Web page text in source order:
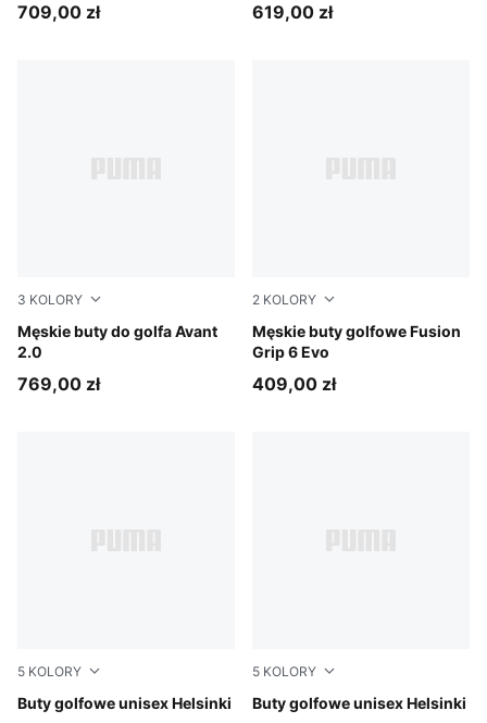
709,00 zł 619,00 zł
3 KOLORY
Męskie buty do golfa Avant
2.0
Warm White-Mouse Gray-Totally Taupe
769,00 zł
2 KOLORY
Męskie buty golfowe Fusion
Grip 6 Evo
PUMA White-PUMA Silver
409,00 zł
5 KOLORY
Buty golfowe unisex Helsinki
Inky Blue-Deep Navy-Buttercream
5 KOLORY
Buty golfowe unisex Helsinki
Fudge-Birch-Warm White